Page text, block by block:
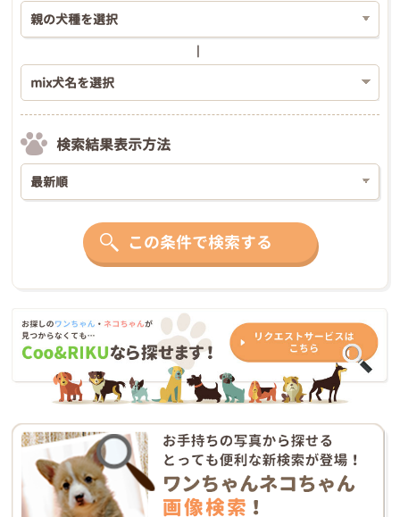
検索結果表示方法
この条件で検索する